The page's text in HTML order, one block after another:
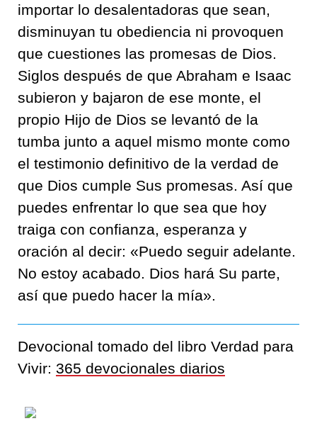
importar lo desalentadoras que sean,
disminuyan tu obediencia ni provoquen
que cuestiones las promesas de Dios.
Siglos después de que Abraham e Isaac
subieron y bajaron de ese monte, el
propio Hijo de Dios se levantó de la
tumba junto a aquel mismo monte como
el testimonio definitivo de la verdad de
que Dios cumple Sus promesas. Así que
puedes enfrentar lo que sea que hoy
traiga con confianza, esperanza y
oración al decir: «Puedo seguir adelante.
No estoy acabado. Dios hará Su parte,
así que puedo hacer la mía».
Devocional tomado del libro Verdad para
Vivir: 365 devocionales diarios